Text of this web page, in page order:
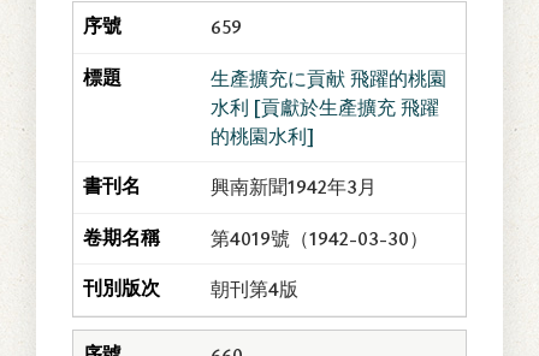
659
生產擴充に貢献 飛躍的桃園
水利 [貢獻於生產擴充 飛躍
的桃園水利]
興南新聞1942年3月
第4019號（1942-03-30）
朝刊第4版